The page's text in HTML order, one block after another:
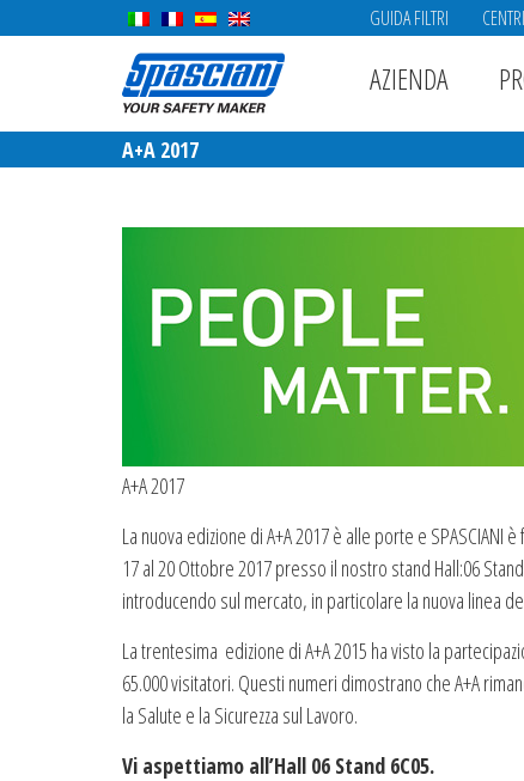
GUIDA FILTRI
AZIENDA
A+A 2017
A+A 2017
La nuova edizione di A+A 2017 è alle porte e
17 al 20 Ottobre 2017 presso il nostro stand Hall:06
introducendo sul mercato, in particolare la nuova linea
La trentesima edizione di A+A 2015 ha visto la
65.000 visitatori. Questi numeri dimostrano che A+A
la Salute e la Sicurezza sul Lavoro.
Vi aspettiamo all’Hall 06 Stand 6C05.